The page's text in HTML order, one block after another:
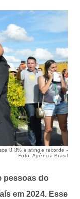
8,8% e atinge recorde -
Foto: Agência Brasil
pessoas do
em 2024. Esse